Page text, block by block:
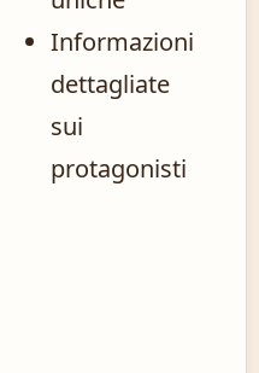
Informazioni
dettagliate
sui
protagonisti